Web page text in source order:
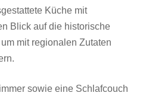
Küche mit
Blick auf die historische
mit regionalen Zutaten
sowie eine Schlafcouch